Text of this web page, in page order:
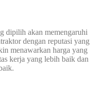
dipilih akan memengaruhi
dengan reputasi yang
menawarkan harga yang
kerja yang lebih baik dan